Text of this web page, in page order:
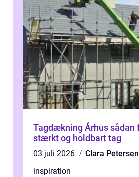
Tagdækning Århus sådan får du et
stærkt og holdbart tag
03 juli 2026
Clara Petersen
inspiration